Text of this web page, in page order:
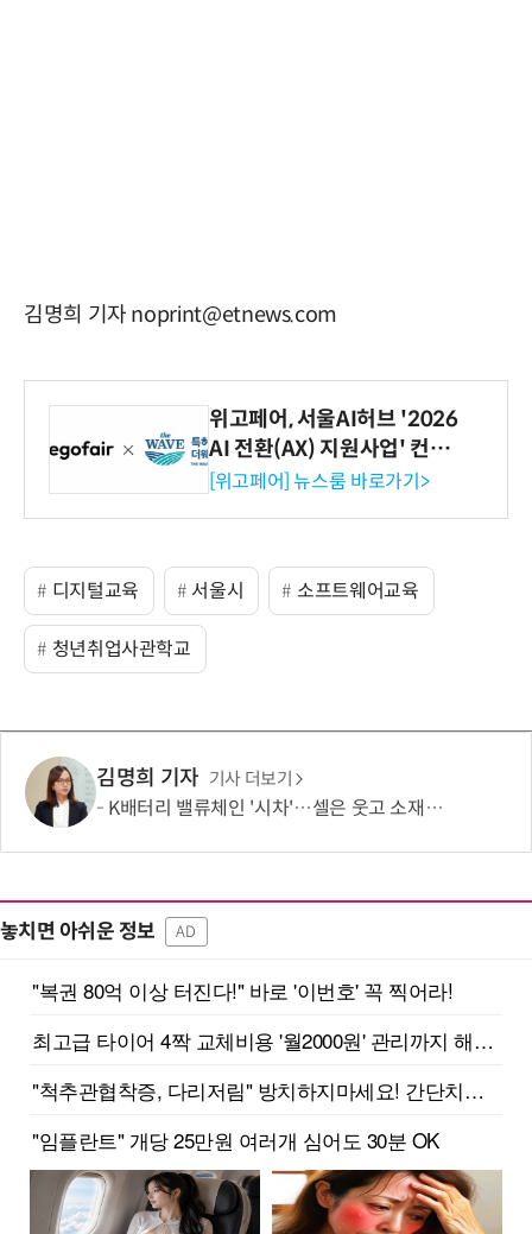
김명희 기자 noprint@etnews.com
위고페어, 서울AI허브 '2026
AI 전환(AX) 지원사업' 컨소
시엄 선정
[위고페어] 뉴스룸 바로가기>
디지털교육 서울시 소프트웨어교육
청년취업사관학교
김명희 기자 기사 더보기
K배터리 밸류체인 '시차'…셀은 웃고 소재는 아직
놓치면 아쉬운 정보 AD